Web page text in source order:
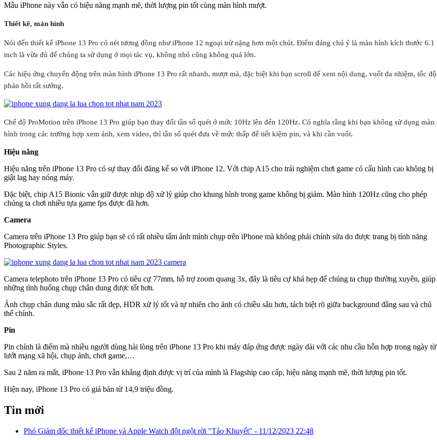
Mẫu iPhone này vẫn có hiệu năng mạnh mẽ, thời lượng pin tốt cùng màn hình mượt.
Thiết kế, màn hình
Nói đến thiết kế iPhone 13 Pro có nét tương đồng như iPhone 12 ngoại trừ nặng hơn một chút. Điểm đáng chú ý là màn hình kích thước 6.1
inch là vừa đủ để chúng ta sử dụng ở mọi tác vụ, không nhỏ cũng không quá lớn.
Các hiệu ứng chuyển động trên màn hình iPhone 13 Pro rất nhanh, mượt mà, đặc biệt khi bạn scroll để xem nội dung, vuốt đa nhiệm, tốc độ
phản hồi rất sướng.
Chế độ ProMotion trên iPhone 13 Pro giúp bạn thay đổi tần số quét ở mức 10Hz lên đến 120Hz. Có nghĩa rằng khi bạn không sử dụng màn
hình trong các trường hợp xem ảnh, xem video, thì tần số quét đưa về mức thấp để tiết kiệm pin, và khi cần vuốt.
Hiệu năng
Hiệu năng trên iPhone 13 Pro có sự thay đổi đáng kể so với iPhone 12. Với chip A15 cho trải nghiệm chơi game có cấu hình cao không bị
giật lag hay nóng máy.
Đặc biệt, chip A15 Bionic vẫn giữ được nhịp độ xử lý giúp cho khung hình trong game không bị giảm. Màn hình 120Hz cũng cho phép
chúng ta chơi nhiều tựa game fps được đã hơn.
Camera
Camera trên iPhone 13 Pro giúp bạn sẽ có rất nhiều tấm ảnh mình chụp trên iPhone mà không phải chỉnh sửa do được trang bị tính năng
Photographic Styles.
Camera telephoto trên iPhone 13 Pro có tiêu cự 77mm, hỗ trợ zoom quang 3x, đây là tiêu cự khá hẹp để chúng ta chụp thường xuyên, giúp
những tình huống chụp chân dung được tốt hơn.
Ảnh chụp chân dung màu sắc rất đẹp, HDR xử lý tốt và tự nhiên cho ảnh có chiều sâu hơn, tách biệt rõ giữa background đằng sau và chủ
thể chính.
Pin
Pin chính là điểm mà nhiều người dùng hài lòng trên iPhone 13 Pro khi máy đáp ứng được ngày dài với các nhu cầu hỗn hợp trong ngày từ
lướt mạng xã hội, chụp ảnh, chơi game,…
Sau 2 năm ra mắt, iPhone 13 Pro vẫn khẳng định được vị trí của mình là Flagship cao cấp, hiệu năng mạnh mẽ, thời lượng pin tốt.
Hiện nay, iPhone 13 Pro có giá bán từ 14,9 triệu đồng.
Tin mới
Phó Giám đốc thiết kế iPhone và Apple Watch đột ngột rời "Táo Khuyết" - 11/12/2023 22:48